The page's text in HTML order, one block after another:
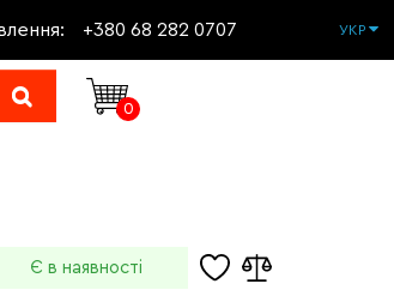
+380 68 282 0707 УКР
0
Є в наявності